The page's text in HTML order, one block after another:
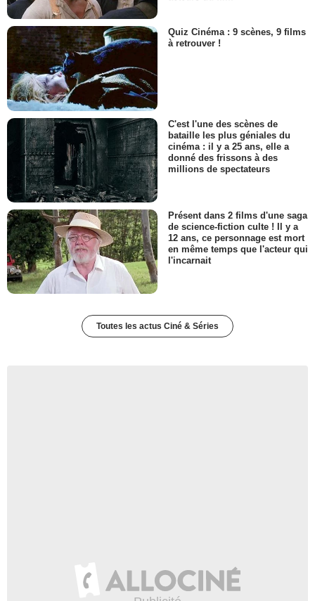
Quiz Cinéma : 9 scènes, 9 films
à retrouver !
C'est l'une des scènes de
bataille les plus géniales du
cinéma : il y a 25 ans, elle a
donné des frissons à des
millions de spectateurs
Présent dans 2 films d'une saga
de science-fiction culte ! Il y a
12 ans, ce personnage est mort
en même temps que l'acteur qui
l'incarnait
Toutes les actus Ciné & Séries